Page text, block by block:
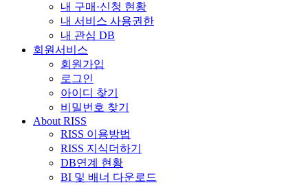
내 구매·신청 현황
내 서비스 사용권한
내 관심 DB
회원서비스
회원가입
로그인
아이디 찾기
비밀번호 찾기
About RISS
RISS 이용방법
RISS 지식더하기
DB연계 현황
BI 및 배너 다운로드